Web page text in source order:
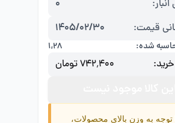
0
قیمت:
1405/02/30
شده: ۱,۲۸
۷۴۲٬۴۰۰ تومان
توجه به وزن بالای محصولات،